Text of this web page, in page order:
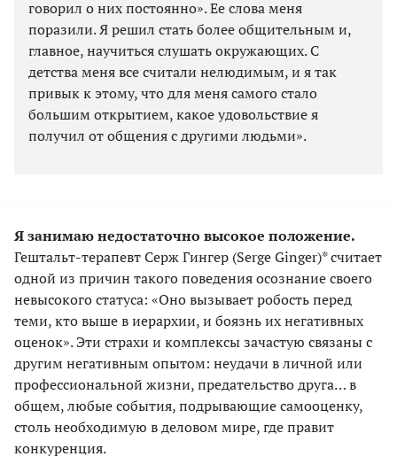
говорил о них постоянно». Ее слова меня
поразили. Я решил стать более общительным и,
главное, научиться слушать окружающих. С
детства меня все считали нелюдимым, и я так
привык к этому, что для меня самого стало
большим открытием, какое удовольствие я
получил от общения с другими людьми».
Я занимаю недостаточно высокое положение.
Гештальт-терапевт Серж Гингер (Serge Ginger)* считает
одной из причин такого поведения осознание своего
невысокого статуса: «Оно вызывает робость перед
теми, кто выше в иерархии, и боязнь их негативных
оценок». Эти страхи и комплексы зачастую связаны с
другим негативным опытом: неудачи в личной или
профессиональной жизни, предательство друга… в
общем, любые события, подрывающие самооценку,
столь необходимую в деловом мире, где правит
конкуренция.